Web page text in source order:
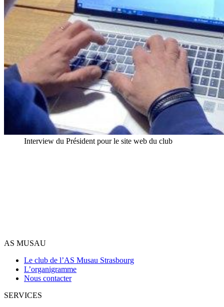
Interview du Président pour le site web du club
AS MUSAU
Le club de l’AS Musau Strasbourg
L’organigramme
Nous contacter
SERVICES